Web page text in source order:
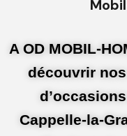
A OD MOBIL-
découvrir
Cappelle-la-